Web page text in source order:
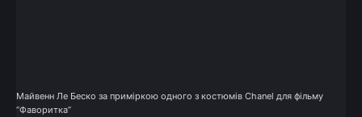
Майвенн Ле Беско за приміркою одного з костюмів Chanel для фільму
“Фаворитка”